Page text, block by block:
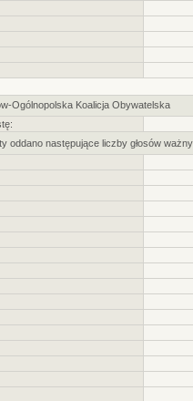
Ogólnopolska Koalicja Obywatelska
oddano następujące liczby głosów